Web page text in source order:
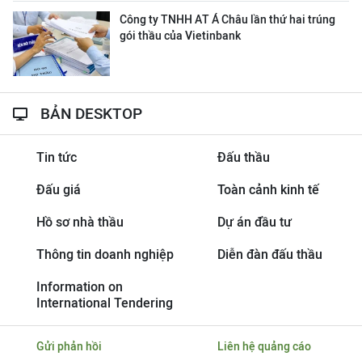
Công ty ΤΝΗΗ ΑΤ Á Châu lần thứ hai trúng
gói thầu của Vietinbank
BẢN DESKTOP
Tin tức Đấu thầu
Đấu giá Toàn cảnh kinh tế
Hồ sơ nhà thầu Dự án đầu tư
Thông tin doanh nghiệp Diễn đàn đấu thầu
Information on
International Tendering
Gửi phản hồi Liên hệ quảng cáo